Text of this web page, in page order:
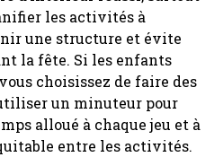
les activités à
une structure et évite
la fête. Si les enfants
choisissez de faire des
un minuteur pour
alloué à chaque jeu et à
entre les activités.